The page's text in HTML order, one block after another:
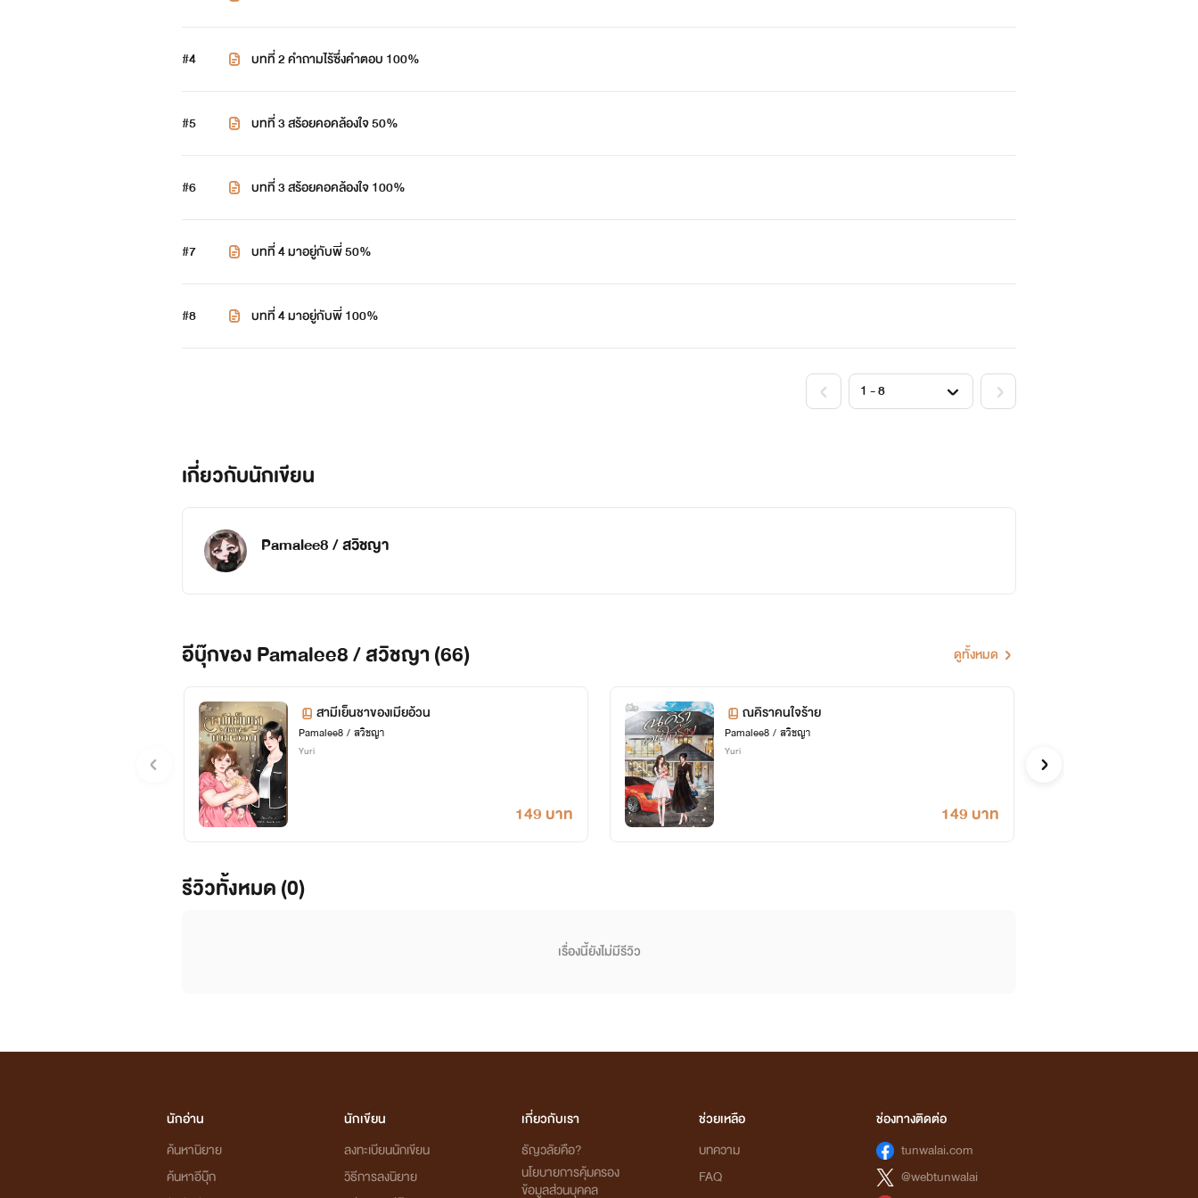
#4 บทที่ 2 คำถามไร้ซึ่งคำตอบ 100%
#5 บทที่ 3 สร้อยคอคล้องใจ 50%
#6 บทที่ 3 สร้อยคอคล้องใจ 100%
#7 บทที่ 4 มาอยู่กับพี่ 50%
#8 บทที่ 4 มาอยู่กับพี่ 100%
เกี่ยวกับนักเขียน
Pamalee8 / สวิชญา
อีบุ๊กของ Pamalee8 / สวิชญา (66) ดูทั้งหมด
สามีเย็นชาของเมียอ้วน
Pamalee8 / สวิชญา
Yuri
149 บาท
ณคิราคนใจร้าย
Pamalee8 / สวิชญา
Yuri
149 บาท
รีวิวทั้งหมด (0)
เรื่องนี้ยังไม่มีรีวิว
นักอ่าน
ค้นหานิยาย
ค้นหาอีบุ๊ก
นักเขียน
ลงทะเบียนนักเขียน
วิธีการลงนิยาย
เกี่ยวกับเรา
ธัญวลัยคือ?
นโยบายการคุ้มครอง
ข้อมูลส่วนบุคคล
ช่วยเหลือ
บทความ
FAQ
ช่องทางติดต่อ
tunwalai.com
@webtunwalai